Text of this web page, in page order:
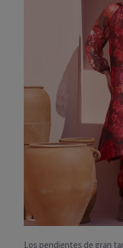
Los pendientes de gran